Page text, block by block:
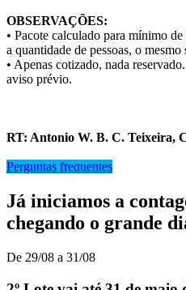
OBSERVAÇÕES:
• Pacote calculado para mínimo
a quantidade de pessoas, o
• Apenas cotizado, nada
aviso prévio.
RT: Antonio W. B. C. Teixeira,
Perguntas frequentes
Já iniciamos a
chegando o grande
De 29/08 a 31/08